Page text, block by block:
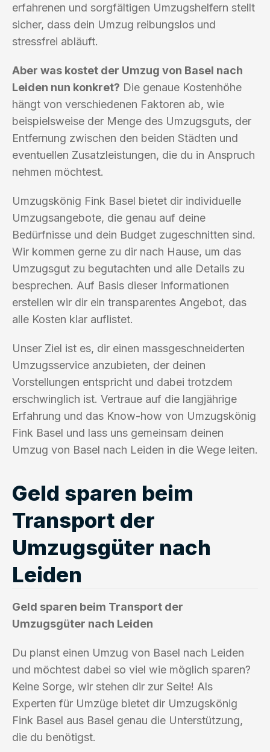
erfahrenen und sorgfältigen Umzugshelfern stellt
sicher, dass dein Umzug reibungslos und
stressfrei abläuft.
Aber was kostet der Umzug von Basel nach
Leiden nun konkret? Die genaue Kostenhöhe
hängt von verschiedenen Faktoren ab, wie
beispielsweise der Menge des Umzugsguts, der
Entfernung zwischen den beiden Städten und
eventuellen Zusatzleistungen, die du in Anspruch
nehmen möchtest.
Umzugskönig Fink Basel bietet dir individuelle
Umzugsangebote, die genau auf deine
Bedürfnisse und dein Budget zugeschnitten sind.
Wir kommen gerne zu dir nach Hause, um das
Umzugsgut zu begutachten und alle Details zu
besprechen. Auf Basis dieser Informationen
erstellen wir dir ein transparentes Angebot, das
alle Kosten klar auflistet.
Unser Ziel ist es, dir einen massgeschneiderten
Umzugsservice anzubieten, der deinen
Vorstellungen entspricht und dabei trotzdem
erschwinglich ist. Vertraue auf die langjährige
Erfahrung und das Know-how von Umzugskönig
Fink Basel und lass uns gemeinsam deinen
Umzug von Basel nach Leiden in die Wege leiten.
Geld sparen beim
Transport der
Umzugsgüter nach
Leiden
Geld sparen beim Transport der
Umzugsgüter nach Leiden
Du planst einen Umzug von Basel nach Leiden
und möchtest dabei so viel wie möglich sparen?
Keine Sorge, wir stehen dir zur Seite! Als
Experten für Umzüge bietet dir Umzugskönig
Fink Basel aus Basel genau die Unterstützung,
die du benötigst.